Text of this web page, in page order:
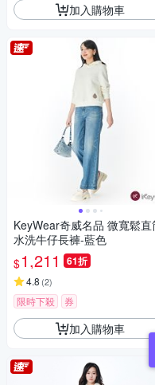
加入購物車
KeyWear奇威名品 微寬鬆直
水洗牛仔長褲-藍色
$1,211 61折
4.8 (2)
限時下殺 券
加入購物車